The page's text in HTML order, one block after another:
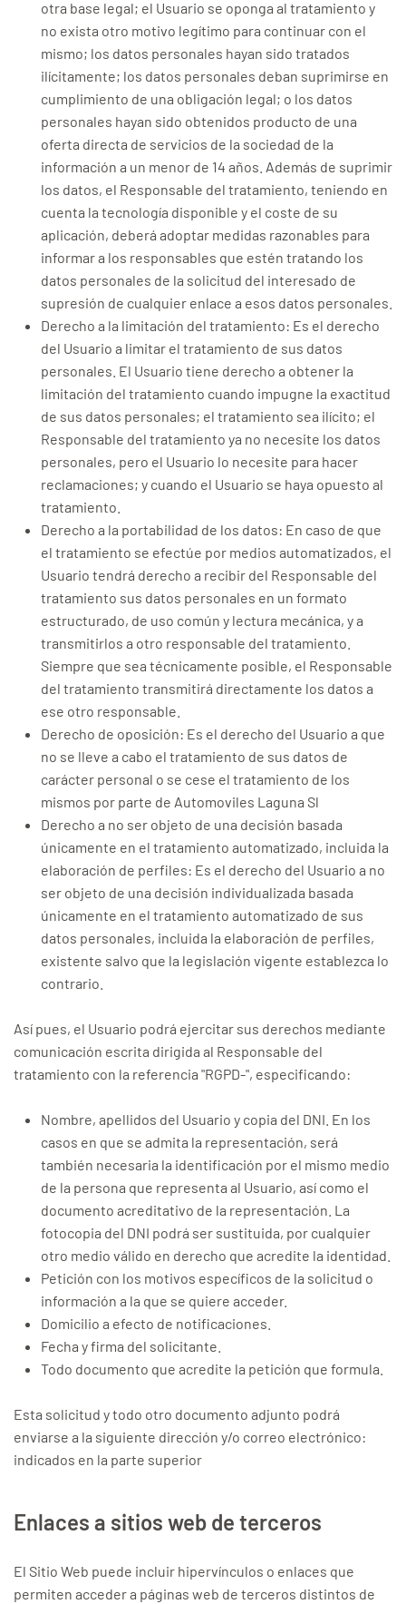
otra base legal; el Usuario se oponga al tratamiento y
no exista otro motivo legítimo para continuar con el
mismo; los datos personales hayan sido tratados
ilícitamente; los datos personales deban suprimirse en
cumplimiento de una obligación legal; o los datos
personales hayan sido obtenidos producto de una
oferta directa de servicios de la sociedad de la
información a un menor de 14 años. Además de suprimir
los datos, el Responsable del tratamiento, teniendo en
cuenta la tecnología disponible y el coste de su
aplicación, deberá adoptar medidas razonables para
informar a los responsables que estén tratando los
datos personales de la solicitud del interesado de
supresión de cualquier enlace a esos datos personales.
Derecho a la limitación del tratamiento: Es el derecho
del Usuario a limitar el tratamiento de sus datos
personales. El Usuario tiene derecho a obtener la
limitación del tratamiento cuando impugne la exactitud
de sus datos personales; el tratamiento sea ilícito; el
Responsable del tratamiento ya no necesite los datos
personales, pero el Usuario lo necesite para hacer
reclamaciones; y cuando el Usuario se haya opuesto al
tratamiento.
Derecho a la portabilidad de los datos: En caso de que
el tratamiento se efectúe por medios automatizados, el
Usuario tendrá derecho a recibir del Responsable del
tratamiento sus datos personales en un formato
estructurado, de uso común y lectura mecánica, y a
transmitirlos a otro responsable del tratamiento.
Siempre que sea técnicamente posible, el Responsable
del tratamiento transmitirá directamente los datos a
ese otro responsable.
Derecho de oposición: Es el derecho del Usuario a que
no se lleve a cabo el tratamiento de sus datos de
carácter personal o se cese el tratamiento de los
mismos por parte de Automoviles Laguna Sl
Derecho a no ser objeto de una decisión basada
únicamente en el tratamiento automatizado, incluida la
elaboración de perfiles: Es el derecho del Usuario a no
ser objeto de una decisión individualizada basada
únicamente en el tratamiento automatizado de sus
datos personales, incluida la elaboración de perfiles,
existente salvo que la legislación vigente establezca lo
contrario.
Así pues, el Usuario podrá ejercitar sus derechos mediante
comunicación escrita dirigida al Responsable del
tratamiento con la referencia "RGPD-", especificando:
Nombre, apellidos del Usuario y copia del DNI. En los
casos en que se admita la representación, será
también necesaria la identificación por el mismo medio
de la persona que representa al Usuario, así como el
documento acreditativo de la representación. La
fotocopia del DNI podrá ser sustituida, por cualquier
otro medio válido en derecho que acredite la identidad.
Petición con los motivos específicos de la solicitud o
información a la que se quiere acceder.
Domicilio a efecto de notificaciones.
Fecha y firma del solicitante.
Todo documento que acredite la petición que formula.
Esta solicitud y todo otro documento adjunto podrá
enviarse a la siguiente dirección y/o correo electrónico:
indicados en la parte superior
Enlaces a sitios web de terceros
El Sitio Web puede incluir hipervínculos o enlaces que
permiten acceder a páginas web de terceros distintos de